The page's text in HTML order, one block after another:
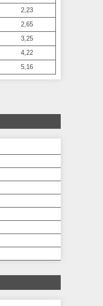
2,23
2,65
3,25
4,22
5,16